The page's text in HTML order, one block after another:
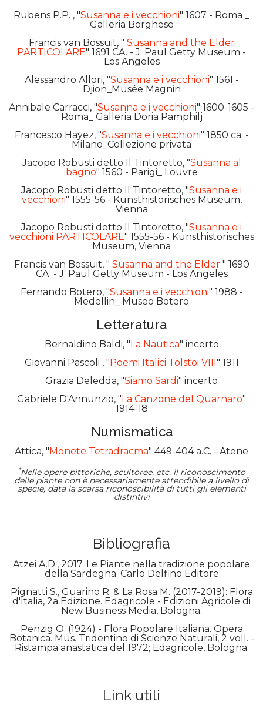
Rubens P.P. , "Susanna e i vecchioni" 1607 - Roma _
Galleria Borghese
Francis van Bossuit, " Susanna and the Elder
PARTICOLARE" 1691 CA. - J. Paul Getty Museum -
Los Angeles
Alessandro Allori, "Susanna e i vecchioni" 1561 -
Djion_Musée Magnin
Annibale Carracci, "Susanna e i vecchioni" 1600-1605 -
Roma_ Galleria Doria Pamphilj
Francesco Hayez, "Susanna e i vecchioni" 1850 ca. -
Milano_Collezione privata
Jacopo Robusti detto Il Tintoretto, "Susanna al
bagno" 1560 - Parigi_ Louvre
Jacopo Robusti detto Il Tintoretto, "Susanna e i
vecchioni" 1555-56 - Kunsthistorisches Museum,
Vienna
Jacopo Robusti detto Il Tintoretto, "Susanna e i
vecchioni PARTICOLARE" 1555-56 - Kunsthistorisches
Museum, Vienna
Francis van Bossuit, " Susanna and the Elder " 1690
CA. - J. Paul Getty Museum - Los Angeles
Fernando Botero, "Susanna e i vecchioni" 1988 -
Medellin_ Museo Botero
Letteratura
Bernaldino Baldi, " La Nautica" incerto
Giovanni Pascoli , " Poemi Italici Tolstoi VIII " 1911
Grazia Deledda, "Siamo Sardi" incerto
Gabriele D'Annunzio, " La Canzone del Quarnaro"
1914-18
Numismatica
Attica, " Monete Tetradracma" 449-404 a.C. - Atene
*Nelle opere pittoriche, scultoree, etc. il riconoscimento
delle piante non è necessariamente attendibile a livello di
specie, data la scarsa riconoscibilità di tutti gli elementi
distintivi
Bibliografia
Atzei A.D., 2017. Le Piante nella tradizione popolare
della Sardegna. Carlo Delfino Editore
Pignatti S., Guarino R. & La Rosa M. (2017-2019): Flora
d'Italia, 2a Edizione. Edagricole - Edizioni Agricole di
New Business Media, Bologna.
Penzig O. (1924) - Flora Popolare Italiana. Opera
Botanica. Mus. Tridentino di Scienze Naturali, 2 voll. -
Ristampa anastatica del 1972; Edagricole, Bologna.
Link utili